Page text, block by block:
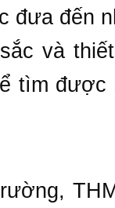
đưa đến
và
tìm